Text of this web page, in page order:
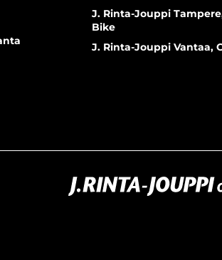
J. Rinta-Jouppi
Bike
J. Rinta-Jouppi Vantaa,